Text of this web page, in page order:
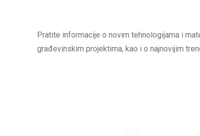
Pratite informacije o novim tehnologijama i
građevinskim projektima, kao i o najnovijim